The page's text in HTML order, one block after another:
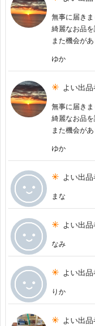
無事に届き
綺麗なお品
また機会が
ゆか
よい出
無事に届き
綺麗なお品
また機会が
ゆか
よい出
まな
よい出
なみ
よい出
りか
よい出